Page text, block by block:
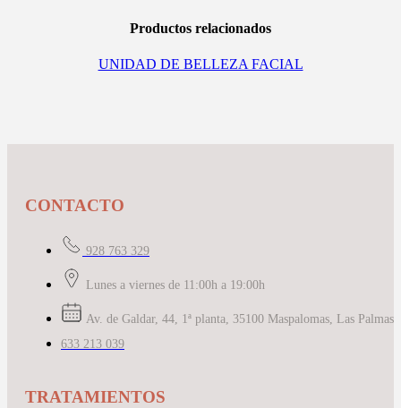
Productos relacionados
UNIDAD DE BELLEZA FACIAL
CONTACTO
928 763 329
Lunes a viernes de 11:00h a 19:00h
Av. de Galdar, 44, 1ª planta, 35100 Maspalomas, Las Palmas
633 213 039
TRATAMIENTOS